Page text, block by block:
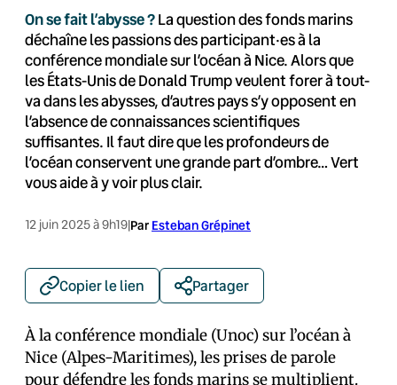
On se fait l’abysse ?La question des fonds marins
déchaîne les passions des participant·es à la
conférence mondiale sur l’océan à Nice. Alors que
les États-Unis de Donald Trump veulent forer à tout-
va dans les abysses, d’autres pays s’y opposent en
l’absence de connaissances scientifiques
suffisantes. Il faut dire que les profondeurs de
l’océan conservent une grande part d’ombre… Vert
vous aide à y voir plus clair.
12 juin 2025 à 9h19|Par Esteban Grépinet
Copier le lien Partager
À la conférence mondiale (Unoc) sur l’océan à
Nice (Alpes-Maritimes), les prises de parole
pour défendre les fonds marins se multiplient.